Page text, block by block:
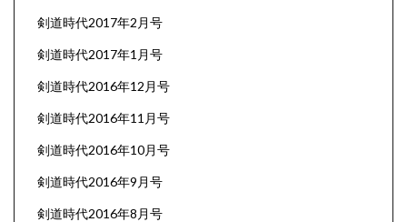
剣道時代2017年2月号
剣道時代2017年1月号
剣道時代2016年12月号
剣道時代2016年11月号
剣道時代2016年10月号
剣道時代2016年9月号
剣道時代2016年8月号